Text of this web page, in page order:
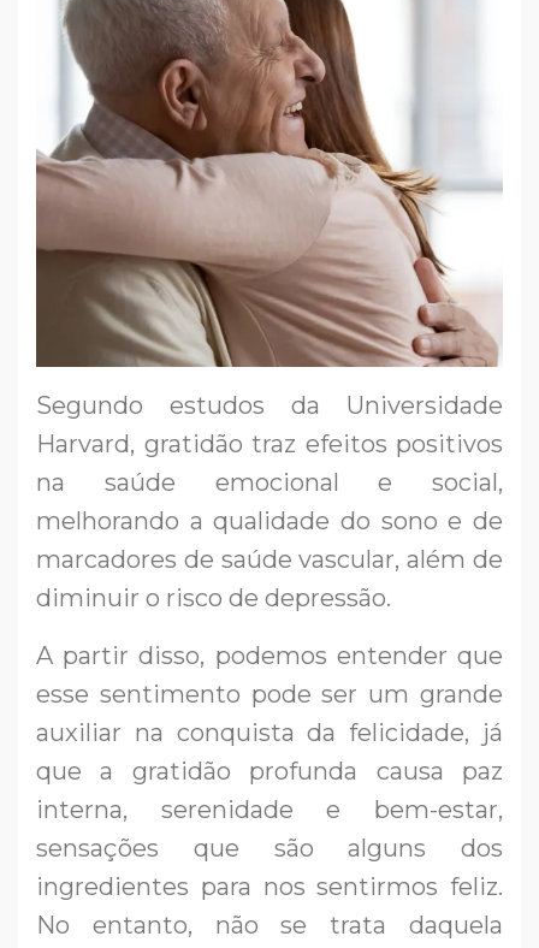
Segundo estudos da Universidade
Harvard, gratidão traz efeitos positivos
na saúde emocional e social,
melhorando a qualidade do sono e de
marcadores de saúde vascular, além de
diminuir o risco de depressão.
A partir disso, podemos entender que
esse sentimento pode ser um grande
auxiliar na conquista da felicidade, já
que a gratidão profunda causa paz
interna, serenidade e bem-estar,
sensações que são alguns dos
ingredientes para nos sentirmos feliz.
No entanto, não se trata daquela